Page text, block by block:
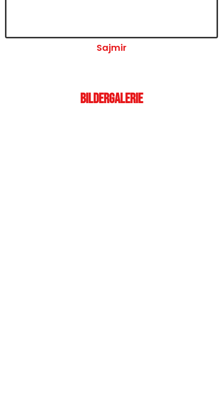
Sajmir
Bildergalerie